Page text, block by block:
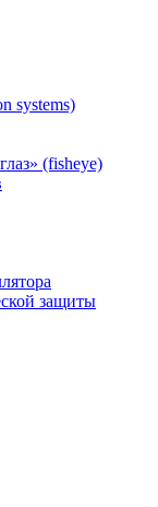
systems)
(fisheye)
защиты